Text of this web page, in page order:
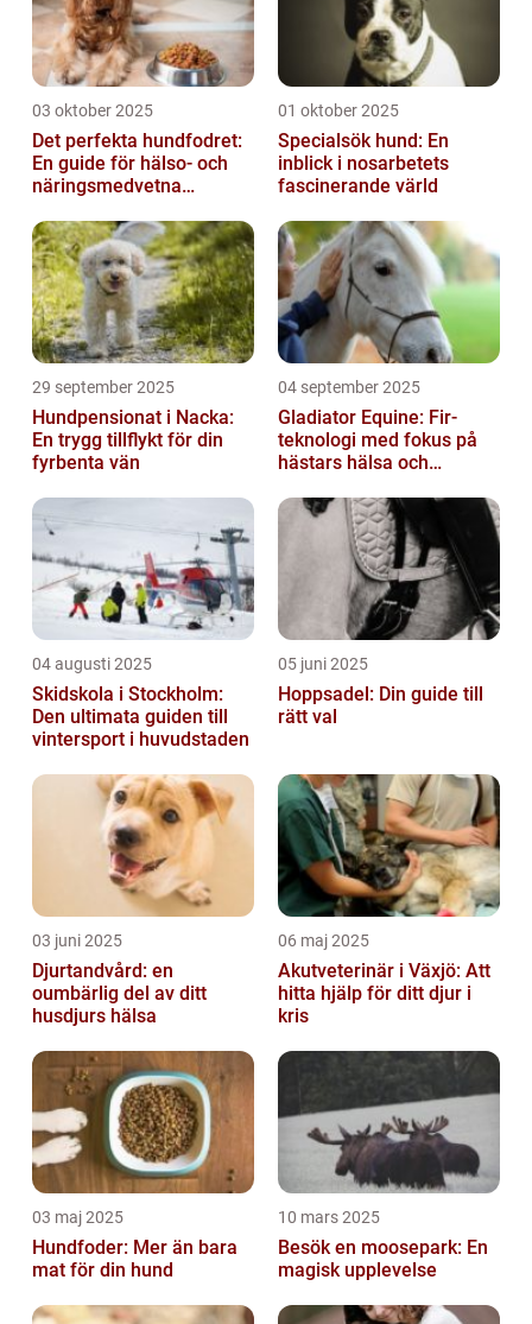
03 oktober 2025
Det perfekta hundfodret:
En guide för hälso- och
näringsmedvetna
01 oktober 2025
Specialsök hund: En
inblick i nosarbetets
fascinerande värld
29 september 2025
Hundpensionat i Nacka:
En trygg tillflykt för din
fyrbenta vän
04 september 2025
Gladiator Equine: Fir-
teknologi med fokus på
hästars hälsa och
04 augusti 2025
Skidskola i Stockholm:
Den ultimata guiden till
vintersport i huvudstaden
05 juni 2025
Hoppsadel: Din guide till
rätt val
03 juni 2025
Djurtandvård: en
oumbärlig del av ditt
husdjurs hälsa
06 maj 2025
Akutveterinär i Växjö: Att
hitta hjälp för ditt djur i
kris
03 maj 2025
Hundfoder: Mer än bara
mat för din hund
10 mars 2025
Besök en moosepark: En
magisk upplevelse